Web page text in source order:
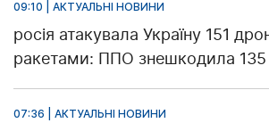
09:10 | АКТУАЛЬНІ НОВИНИ
росія атакувала Україну 151
ракетами: ППО знешкодила
07:36 | АКТУАЛЬНІ НОВИНИ